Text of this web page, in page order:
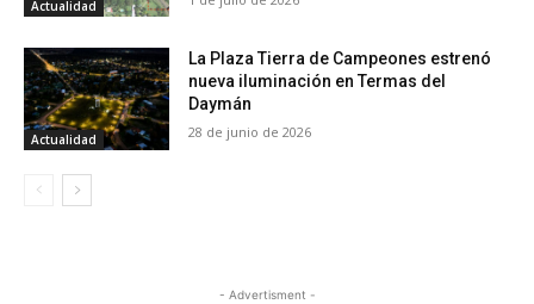
Actualidad
Actualidad
La Plaza Tierra de Campeones estrenó
nueva iluminación en Termas del
Daymán
28 de junio de 2026
- Advertisment -